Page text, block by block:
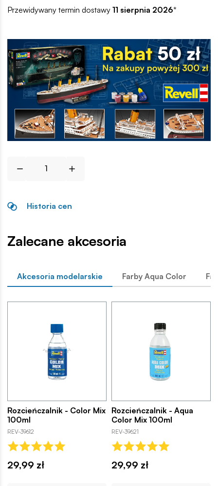
Przewidywany termin dostawy 11 sierpnia 2026*
Historia cen
Zalecane akcesoria
Akcesoria modelarskie Farby Aqua Color
Rozcieńczalnik - Color Mix
100ml
REV-39612
29,99 zł
Rozcieńczalnik - Aqua
Color Mix 100ml
REV-39621
29,99 zł